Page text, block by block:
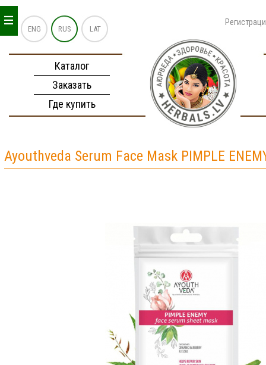
ENG RUS LAT
Каталог
Заказать
Где купить
_
_
_
Ayouthveda Serum Face Mask PIMPLE